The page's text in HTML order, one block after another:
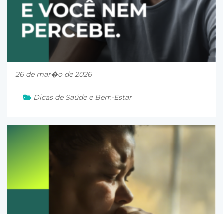
26 de mar�o de 2026
Dicas de Saúde e Bem-Estar